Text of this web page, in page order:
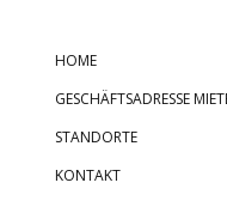
HOME
GESCHÄFTSADRESSE
STANDORTE
KONTAKT